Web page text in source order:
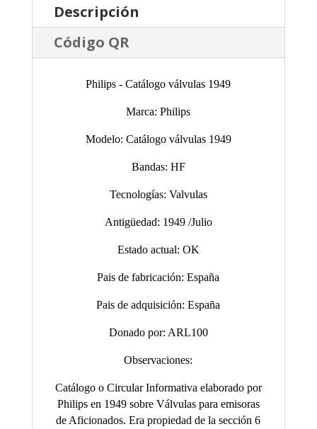
Descripción
Código QR
Philips - Catálogo válvulas 1949
Marca: Philips
Modelo: Catálogo válvulas 1949
Bandas: HF
Tecnologías: Valvulas
Antigüedad: 1949 /Julio
Estado actual: OK
Pais de fabricación: España
Pais de adquisición: España
Donado por: ARL100
Observaciones:
Catálogo o Circular Informativa elaborado por
Philips en 1949 sobre Válvulas para emisoras
de Aficionados. Era propiedad de la sección 6